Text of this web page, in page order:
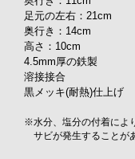
足元の左右：21cm
奥行き：14cm
高さ：10cm
4.5mm厚の鉄製
溶接接合
黒メッキ(耐熱)仕上げ
※水分、塩分の付着によ
サビが発生することが